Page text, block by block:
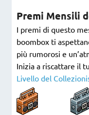
Premi Mensili
I premi di questo
boombox ti
più rumorosi e
Inizia a riscattare il
Livello del